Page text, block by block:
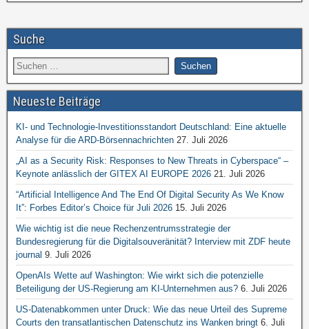
Suche
Neueste Beiträge
KI- und Technologie-Investitionsstandort Deutschland: Eine aktuelle
Analyse für die ARD-Börsennachrichten 27. Juli 2026
„AI as a Security Risk: Responses to New Threats in Cyberspace“ –
Keynote anlässlich der GITEX AI EUROPE 2026 21. Juli 2026
“Artificial Intelligence And The End Of Digital Security As We Know
It”: Forbes Editor’s Choice für Juli 2026 15. Juli 2026
Wie wichtig ist die neue Rechenzentrumsstrategie der
Bundesregierung für die Digitalsouveränität? Interview mit ZDF heute
journal 9. Juli 2026
OpenAIs Wette auf Washington: Wie wirkt sich die potenzielle
Beteiligung der US-Regierung am KI-Unternehmen aus? 6. Juli 2026
US-Datenabkommen unter Druck: Wie das neue Urteil des Supreme
Courts den transatlantischen Datenschutz ins Wanken bringt 6. Juli